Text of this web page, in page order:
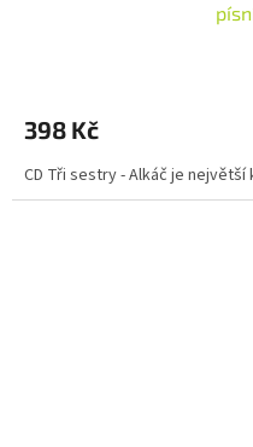
398 Kč
CD Tři sestry - Alkáč je